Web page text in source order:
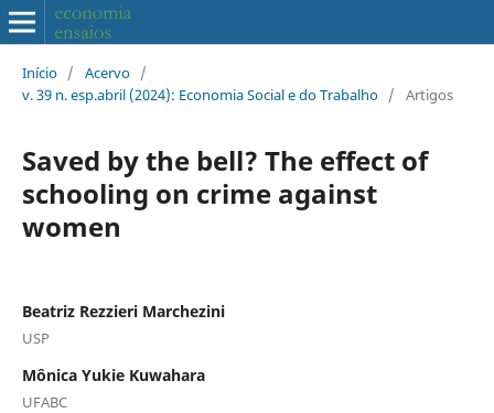
Início / Acervo /
v. 39 n. esp.abril (2024): Economia Social e do Trabalho / Artigos
Saved by the bell? The effect of
schooling on crime against
women
Beatriz Rezzieri Marchezini
USP
Mônica Yukie Kuwahara
UFABC